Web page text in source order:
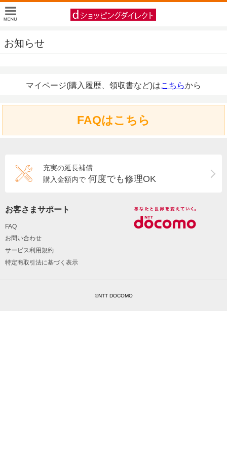
お知らせ
マイページ(購入履歴、領収書など)はこちらから
FAQはこちら
充実の延長補償
購入金額内で 何度でも修理OK
お客さまサポート
FAQ
お問い合わせ
サービス利用規約
特定商取引法に基づく表示
©NTT DOCOMO